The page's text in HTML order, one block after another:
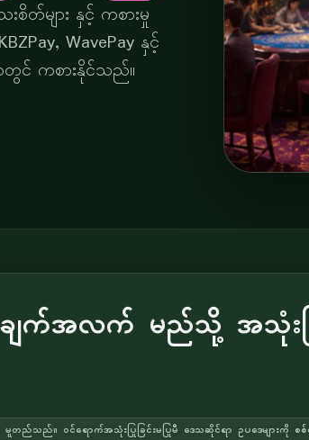
တ်များ နှင့် ကစားမှု
WavePay နှင့်
တွင် ကစားနိုင်သည်။
ျက်အလက် မည်သို့ အသုံး
ည်သည်။ ဝင်ရောက်အသုံးပြုခြင်းမပြုမီ ဒေသဆိုင်ရာ ဥပဒေများကို စ